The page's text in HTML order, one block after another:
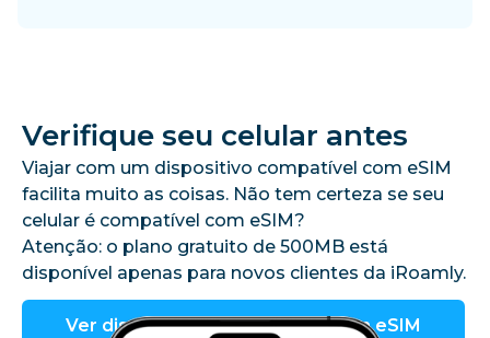
Verifique seu celular antes
Viajar com um dispositivo compatível com eSIM
facilita muito as coisas. Não tem certeza se seu
celular é compatível com eSIM?
Atenção: o plano gratuito de 500MB está
disponível apenas para novos clientes da iRoamly.
Ver dispositivos compatíveis com eSIM